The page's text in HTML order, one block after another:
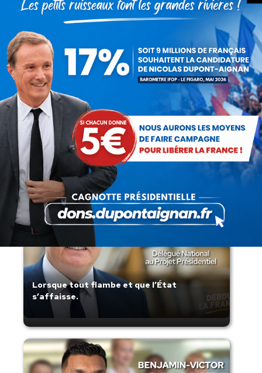
Articles récents
Présomption de légitimité de l’usage des
armes par les forces de l’ordre
Lorsque tout flambe et que l’État
s’affaisse.